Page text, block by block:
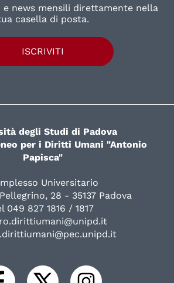
news mensili direttamente nella
casella di posta.
ISCRIVITI
degli Studi di Padova
per i Diritti Umani "Antonio
Papisca"
Universitario
28 - 35137 Padova
049 827 1816 / 1817